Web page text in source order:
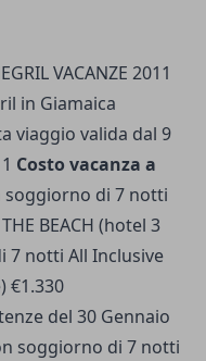
VACANZE 2011
in Giamaica
viaggio valida dal 9
Costo vacanza a
soggiorno di 7 notti
BEACH (hotel 3
7 notti All Inclusive
€1.330
del 30 Gennaio
soggiorno di 7 notti